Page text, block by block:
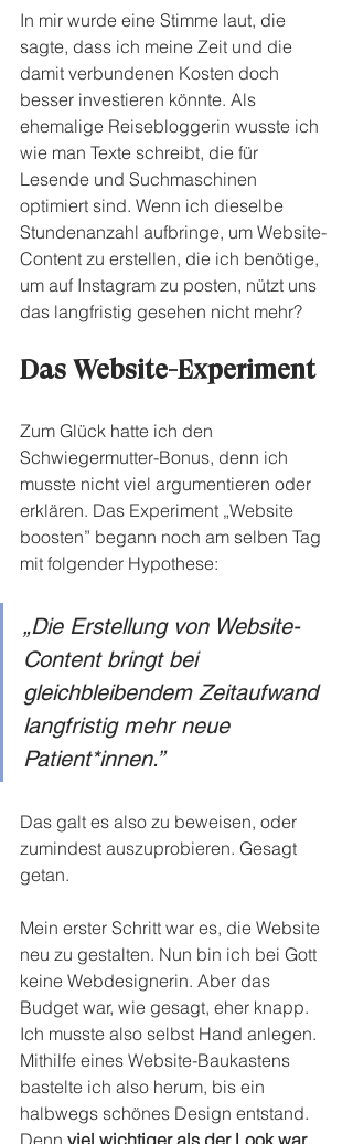
In mir wurde eine Stimme laut, die
sagte, dass ich meine Zeit und die
damit verbundenen Kosten doch
besser investieren könnte. Als
ehemalige Reisebloggerin wusste ich
wie man Texte schreibt, die für
Lesende und Suchmaschinen
optimiert sind. Wenn ich dieselbe
Stundenanzahl aufbringe, um Website-
Content zu erstellen, die ich benötige,
um auf Instagram zu posten, nützt uns
das langfristig gesehen nicht mehr?
Das Website-Experiment
Zum Glück hatte ich den
Schwiegermutter-Bonus, denn ich
musste nicht viel argumentieren oder
erklären. Das Experiment „Website
boosten” begann noch am selben Tag
mit folgender Hypothese:
„Die Erstellung von Website-
Content bringt bei
gleichbleibendem Zeitaufwand
langfristig mehr neue
Patient*innen.”
Das galt es also zu beweisen, oder
zumindest auszuprobieren. Gesagt
getan.
Mein erster Schritt war es, die Website
neu zu gestalten. Nun bin ich bei Gott
keine Webdesignerin. Aber das
Budget war, wie gesagt, eher knapp.
Ich musste also selbst Hand anlegen.
Mithilfe eines Website-Baukastens
bastelte ich also herum, bis ein
halbwegs schönes Design entstand.
Denn viel wichtiger als der Look war